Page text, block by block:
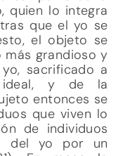
quien lo integra
que el yo se
el objeto se
más grandioso y
sacrificado a
y de la
entonces se
que viven lo
de individuos
del yo por un